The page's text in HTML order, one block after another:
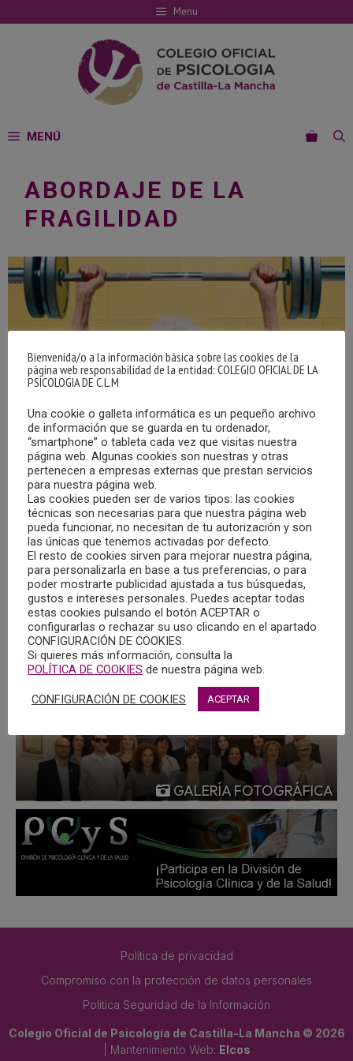
al
Menu
MENÚ
ABORDAJE DE LA
FRAGILIDAD
JORNADAS SOBRE LA “DETECCIÓN PRECOZ Y
ABORDAJE DE LA FRAGILIDAD”
06/03/2025
La Sección de Promoción de la Salud de la Delegación
Provincial de Sanidad de Albacete organiza unas jornadas
sobre la “Detección precoz y abordaje de la Fragilidad”.
MÁS
GALERÍA FOTOGRÁFICA
Política de privacidad
Compromiso con la protección de datos personales
Politica Seguridad de la Información
Colegio Oficial de Psicología de Castilla-La Mancha © 2026
| Mantenimiento Web: Elcos
Bienvenida/o a la información básica sobre las cookies de la
página web responsabilidad de la entidad: COLEGIO OFICIAL DE LA
PSICOLOGIA DE C.L.M
Una cookie o galleta informática es un pequeño archivo
de información que se guarda en tu ordenador,
“smartphone” o tableta cada vez que visitas nuestra
página web. Algunas cookies son nuestras y otras
pertenecen a empresas externas que prestan servicios
para nuestra página web.
Las cookies pueden ser de varios tipos: las cookies
técnicas son necesarias para que nuestra página web
pueda funcionar, no necesitan de tu autorización y son
las únicas que tenemos activadas por defecto.
El resto de cookies sirven para mejorar nuestra página,
para personalizarla en base a tus preferencias, o para
poder mostrarte publicidad ajustada a tus búsquedas,
gustos e intereses personales. Puedes aceptar todas
estas cookies pulsando el botón ACEPTAR o
configurarlas o rechazar su uso clicando en el apartado
CONFIGURACIÓN DE COOKIES.
Si quieres más información, consulta la
POLÍTICA DE COOKIES de nuestra página web.
CONFIGURACIÓN DE COOKIES ACEPTAR